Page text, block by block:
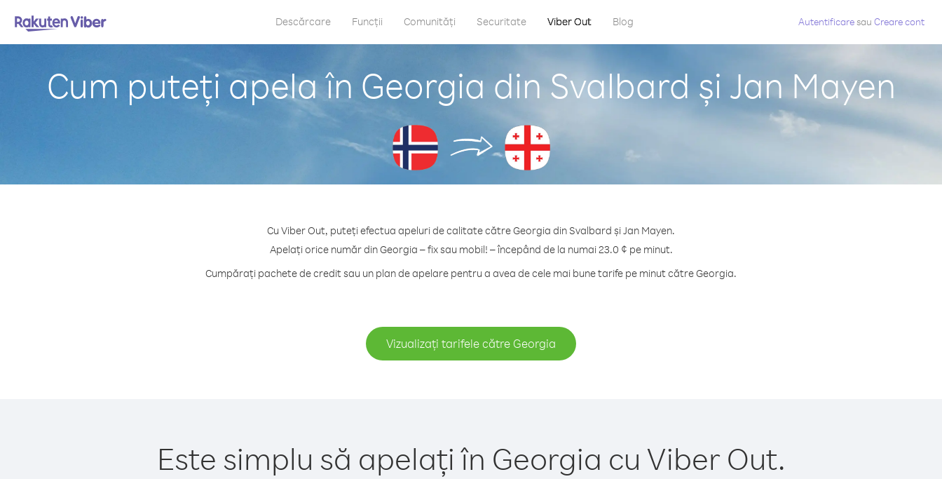
Descărcare Funcții Comunități Securitate Viber Out Blog Autentificaresau Creare cont
Cum puteți apela în Georgia din Svalbard și Jan Mayen
Cu Viber Out, puteți efectua apeluri de calitate către Georgia din Svalbard și Jan Mayen.
Apelați orice număr din Georgia – fix sau mobil! – începând de la numai 23.0 ¢ pe minut.
Cumpărați pachete de credit sau un plan de apelare pentru a avea de cele mai bune tarife pe minut către Georgia.
Vizualizați tarifele către Georgia
Este simplu să apelați în Georgia cu Viber Out.